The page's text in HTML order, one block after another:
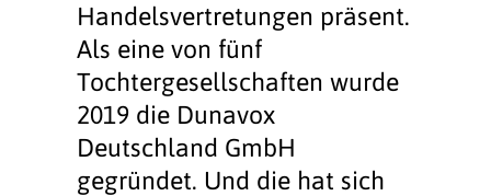
Handelsvertretungen präsent.
Als eine von fünf
Tochtergesellschaften wurde
2019 die Dunavox
Deutschland GmbH
gegründet. Und die hat sich